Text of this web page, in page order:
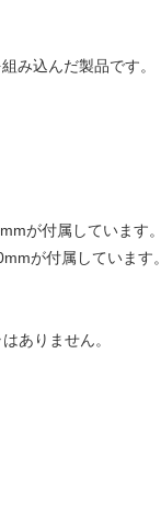
み込んだ製品です。
が付属しています。
が付属しています。
ありません。